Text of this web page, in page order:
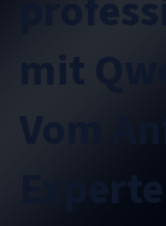
mit
Vom